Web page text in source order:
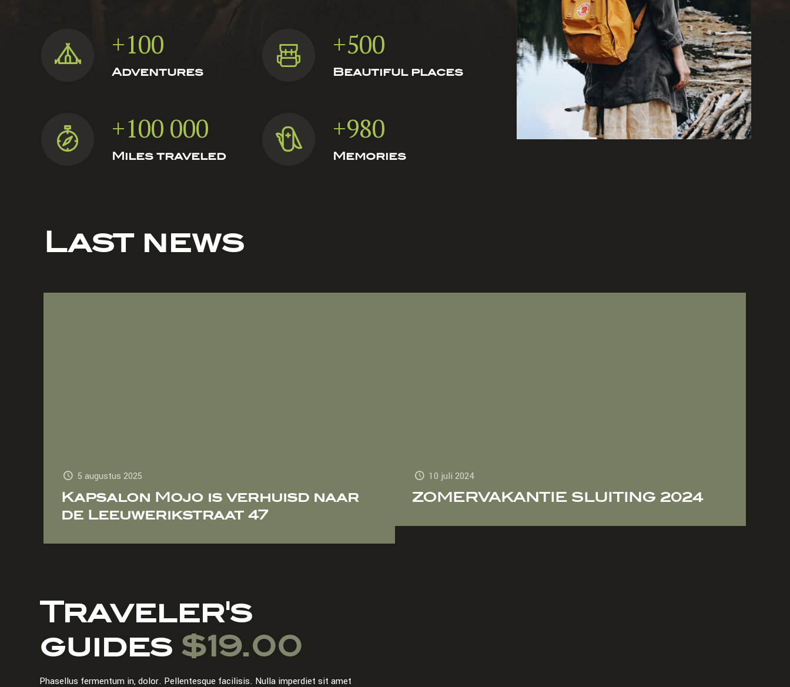
+100
Adventures
+500
Beautiful places
+100 000
Miles traveled
+980
Memories
Last news
5 augustus 2025
Kapsalon Mojo is verhuisd naar
de Leeuwerikstraat 47
10 juli 2024
ZOMERVAKANTIE SLUITING 2024
Traveler's
guides $19.00
Phasellus fermentum in, dolor. Pellentesque facilisis. Nulla imperdiet sit amet